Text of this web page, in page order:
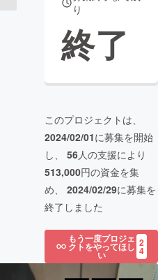
り
終了
このプロジェクトは、
2024/02/01に募集を開始
し、 56人の支援により
513,000円の資金を集
め、 2024/02/29に募集を
終了しました
もう一度プロジェ
クトをやってほし
い
2
4